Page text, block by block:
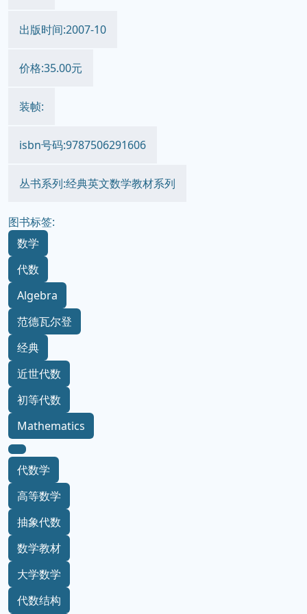
出版时间:2007-10
价格:35.00元
装帧:
isbn号码:9787506291606
丛书系列:经典英文数学教材系列
图书标签:
数学
代数
Algebra
范德瓦尔登
经典
近世代数
初等代数
Mathematics
代数学
高等数学
抽象代数
数学教材
大学数学
代数结构